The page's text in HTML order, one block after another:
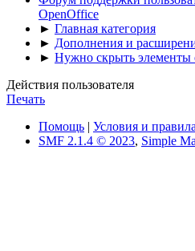
OpenOffice
► Главная категория
► Дополнения и
► Нужно скрыть элементы
Действия пользователя
Печать
Помощь | Условия и правила
SMF 2.1.4 © 2023, Simple